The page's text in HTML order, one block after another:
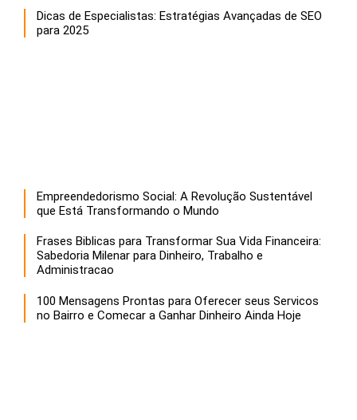
Dicas de Especialistas: Estratégias Avançadas de SEO
para 2025
Empreendedorismo Social: A Revolução Sustentável
que Está Transformando o Mundo
Frases Biblicas para Transformar Sua Vida Financeira:
Sabedoria Milenar para Dinheiro, Trabalho e
Administracao
100 Mensagens Prontas para Oferecer seus Servicos
no Bairro e Comecar a Ganhar Dinheiro Ainda Hoje